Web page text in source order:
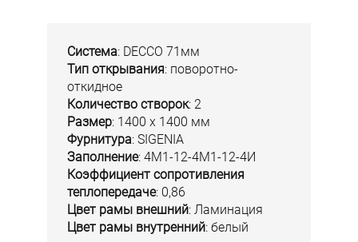
Система: DECCO 71мм
Тип открывания: поворотно-
откидное
Количество створок: 2
Размер: 1400 х 1400 мм
Фурнитура: SIGENIA
Заполнение: 4М1-12-4М1-12-4И
Коэффициент сопротивления
теплопередаче: 0,86
Цвет рамы внешний: Ламинация
Цвет рамы внутренний: белый